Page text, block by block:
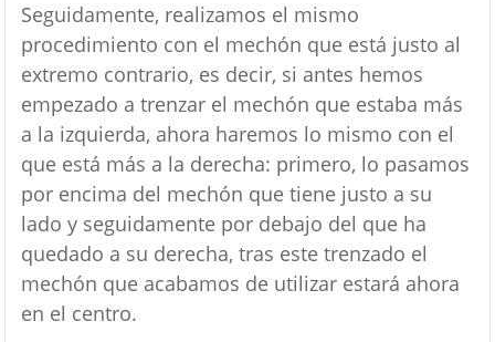
Seguidamente, realizamos el mismo
procedimiento con el mechón que está justo al
extremo contrario, es decir, si antes hemos
empezado a trenzar el mechón que estaba más
a la izquierda, ahora haremos lo mismo con el
que está más a la derecha: primero, lo pasamos
por encima del mechón que tiene justo a su
lado y seguidamente por debajo del que ha
quedado a su derecha, tras este trenzado el
mechón que acabamos de utilizar estará ahora
en el centro.